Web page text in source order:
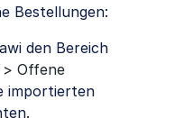
Bestellungen:
den Bereich
Offene
importierten